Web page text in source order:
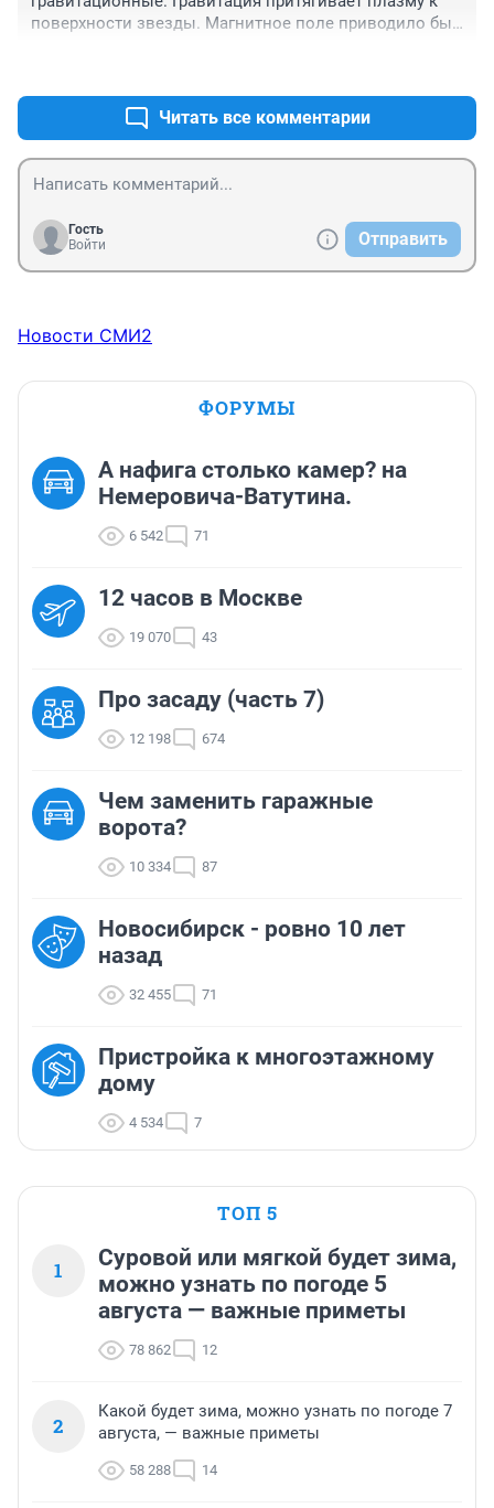
поверхности звезды. Магнитное поле приводило бы
Читать все комментарии
Гость
Войти
Отправить
Новости СМИ2
ФОРУМЫ
А нафига столько камер? на
Немеровича-Ватутина.
6 542 71
12 часов в Москве
19 070 43
Про засаду (часть 7)
12 198 674
Чем заменить гаражные
ворота?
10 334 87
Новосибирск - ровно 10 лет
назад
32 455 71
Пристройка к многоэтажному
дому
4 534 7
ТОП 5
1
Суровой или мягкой будет зима,
можно узнать по погоде 5
августа — важные приметы
78 862 12
2
Какой будет зима, можно узнать по погоде 7
августа, — важные приметы
58 288 14